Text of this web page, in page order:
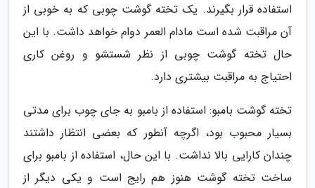
استفاده قرار بگیرند. یک تخته گوشت چوبی که به خوبی از
آن مراقبت شده است مادام العمر دوام خواهد داشت. با این
حال تخته گوشت چوبی از نظر شستشو و روغن کاری
احتیاج به مراقبت بیشتری دارد.
تخته گوشت بامبو: استفاده از بامبو به جای چوب برای مدتی
بسیار محبوب بود، اگرچه آنطور که بعضی انتظار داشتند
چندان کارایی بالا نداشت. با این حال، استفاده از بامبو برای
ساخت تخته گوشت هنوز هم رایج است و یکی دیگر از